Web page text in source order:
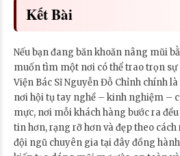
Kết Bài
Nếu bạn đang băn khoăn nâng mũi
muốn tìm một nơi có thể trao trọn
Viện Bác Sĩ Nguyễn Đỗ Chỉnh chính
nơi hội tụ tay nghề – kinh nghiệm –
mực, nơi mỗi khách hàng bước ra
tin hơn, rạng rỡ hơn và đẹp theo
đội ngũ chuyên gia tại đây đồng